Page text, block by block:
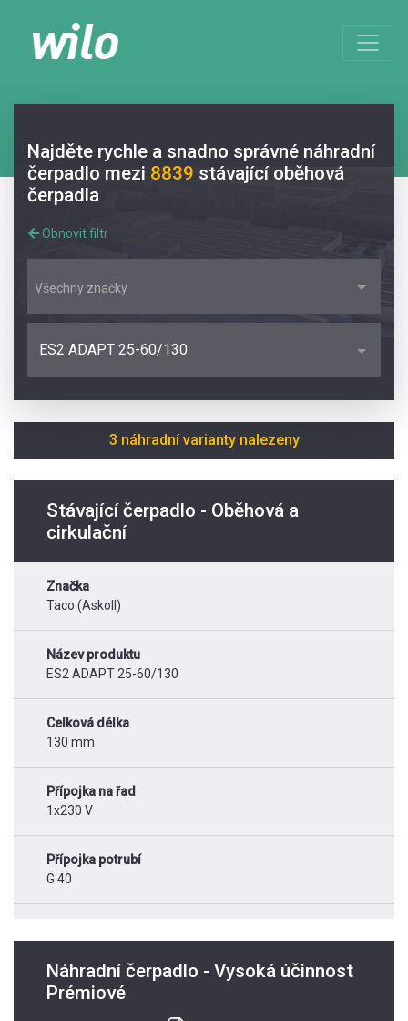
Najděte rychle a snadno správné náhradní
čerpadlo mezi 8839 stávající oběhová
čerpadla
Obnovit filtr
Všechny značky
ES2 ADAPT 25-60/130
3 náhradní varianty nalezeny
Stávající čerpadlo - Oběhová a
cirkulační
Značka
Taco (Askoll)
Název produktu
ES2 ADAPT 25-60/130
Celková délka
130 mm
Přípojka na řad
1x230 V
Přípojka potrubí
G 40
Náhradní čerpadlo - Vysoká účinnost
Prémiové